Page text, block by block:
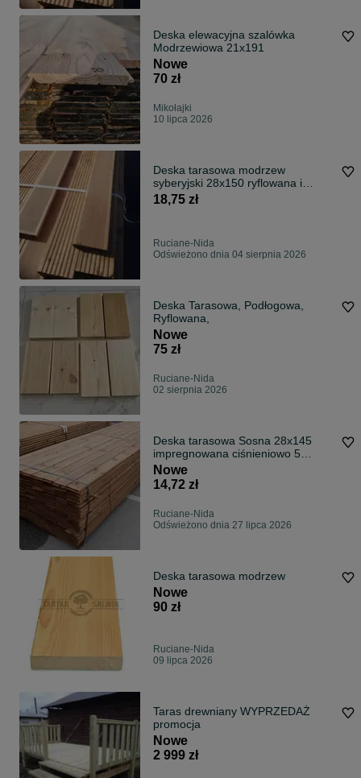
Deska elewacyjna szalówka
Modrzewiowa 21x191
Nowe
70 zł
Mikołajki
10 lipca 2026
Deska tarasowa modrzew
syberyjski 28x150 ryflowana i
gładka TRANSPORT
18,75 zł
Ruciane-Nida
Odświeżono dnia 04 sierpnia 2026
Deska Tarasowa, Podłogowa,
Ryflowana,
Nowe
75 zł
Ruciane-Nida
02 sierpnia 2026
Deska tarasowa Sosna 28x145
impregnowana ciśnieniowo 5
RYFEL-GŁADKI
Nowe
14,72 zł
Ruciane-Nida
Odświeżono dnia 27 lipca 2026
Deska tarasowa modrzew
Nowe
90 zł
Ruciane-Nida
09 lipca 2026
Taras drewniany WYPRZEDAŻ
promocja
Nowe
2 999 zł